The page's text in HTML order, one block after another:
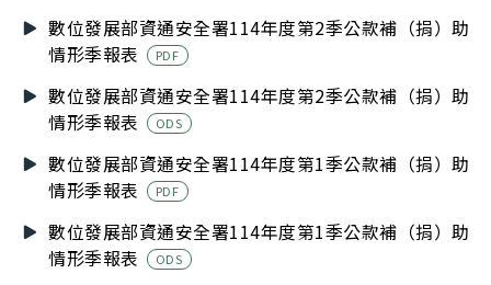
數位發展部資通安全署114年度第2季公款補（捐）助
情形季報表
PDF
數位發展部資通安全署114年度第2季公款補（捐）助
情形季報表
ODS
數位發展部資通安全署114年度第1季公款補（捐）助
情形季報表
PDF
數位發展部資通安全署114年度第1季公款補（捐）助
情形季報表
ODS